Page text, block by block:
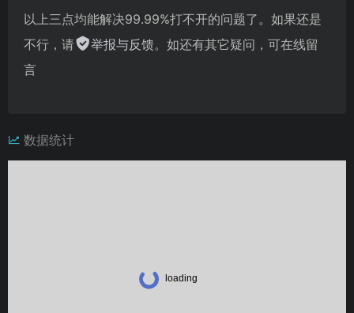
以上三点均能解决99.99%打不开的问题了。如果还是
不行，请
举报与反馈。如还有其它疑问，可在线留
言
数据统计